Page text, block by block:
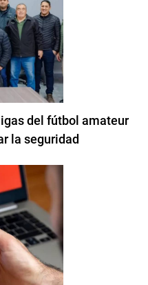
del fútbol amateur
la seguridad